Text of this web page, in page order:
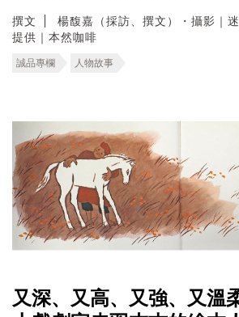
撰文
楊馥嘉（採訪、撰文）・攝影｜
提供｜本然咖啡
誠品專欄 人物故事
又深、又高、又強、又溫